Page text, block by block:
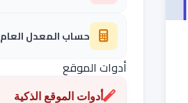
حساب المعدل العام
أدوات الموقع
أدوات الموقع الذكية